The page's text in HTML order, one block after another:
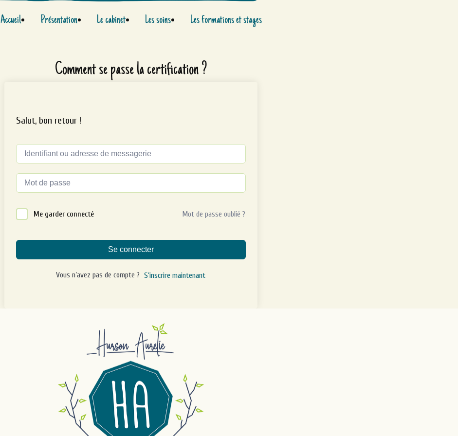
Accueil Présentation Le cabinet Les soins Les formations et stages
Comment se passe la certification ?
Salut, bon retour !
Alternative:Me garder connecté Mot de passe oublié ?
Se connecter
Vous n’avez pas de compte ? S’inscrire maintenant